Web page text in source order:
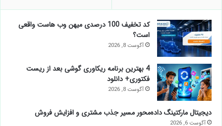
کد تخفیف 100 درصدی میهن وب هاست واقعی
است؟
آگوست 8, 2026
4 بهترین برنامه ریکاوری گوشی بعد از ریست
فکتوری+ دانلود
آگوست 8, 2026
دیجیتال مارکتینگ داده‌محور مسیر جذب مشتری و افزایش فروش
آگوست 6, 2026